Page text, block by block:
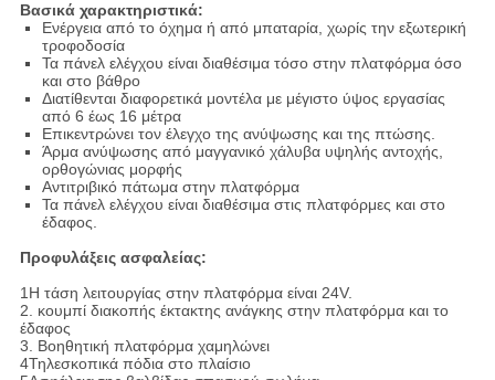
Βασικά χαρακτηριστικά:
Ενέργεια από το όχημα ή από μπαταρία, χωρίς την εξωτερική
τροφοδοσία
Τα πάνελ ελέγχου είναι διαθέσιμα τόσο στην πλατφόρμα όσο
και στο βάθρο
Διατίθενται διαφορετικά μοντέλα με μέγιστο ύψος εργασίας
από 6 έως 16 μέτρα
Επικεντρώνει τον έλεγχο της ανύψωσης και της πτώσης.
Άρμα ανύψωσης από μαγγανικό χάλυβα υψηλής αντοχής,
ορθογώνιας μορφής
Αντιτριβικό πάτωμα στην πλατφόρμα
Τα πάνελ ελέγχου είναι διαθέσιμα στις πλατφόρμες και στο
έδαφος.
Προφυλάξεις ασφαλείας:
1Η τάση λειτουργίας στην πλατφόρμα είναι 24V.
2. κουμπί διακοπής έκτακτης ανάγκης στην πλατφόρμα και το
έδαφος
3. Βοηθητική πλατφόρμα χαμηλώνει
4Τηλεσκοπικά πόδια στο πλαίσιο